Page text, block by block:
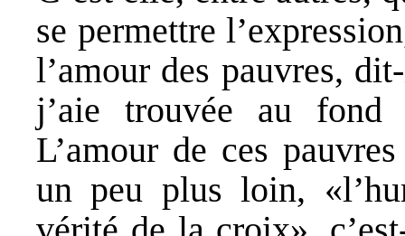
se permettre
l’amour des pauvres,
j’aie trouvée au
L’amour de ces
un peu plus loin,